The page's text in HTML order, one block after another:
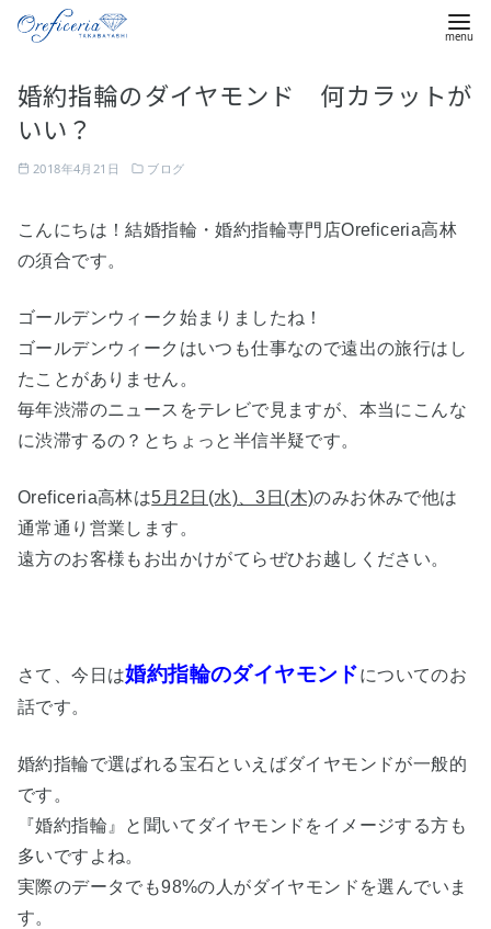
婚約指輪のダイヤモンド 何カラットが
いい？
2018年4月21日 ブログ
こんにちは！結婚指輪・婚約指輪専門店Oreficeria高林
の須合です。
ゴールデンウィーク始まりましたね！
ゴールデンウィークはいつも仕事なので遠出の旅行はし
たことがありません。
毎年渋滞のニュースをテレビで見ますが、本当にこんな
に渋滞するの？とちょっと半信半疑です。
Oreficeria高林は5月2日(水)、3日(木)のみお休みで他は
通常通り営業します。
遠方のお客様もお出かけがてらぜひお越しください。
さて、今日は婚約指輪のダイヤモンドについてのお
話です。
婚約指輪で選ばれる宝石といえばダイヤモンドが一般的
です。
『婚約指輪』と聞いてダイヤモンドをイメージする方も
多いですよね。
実際のデータでも98%の人がダイヤモンドを選んでいま
す。